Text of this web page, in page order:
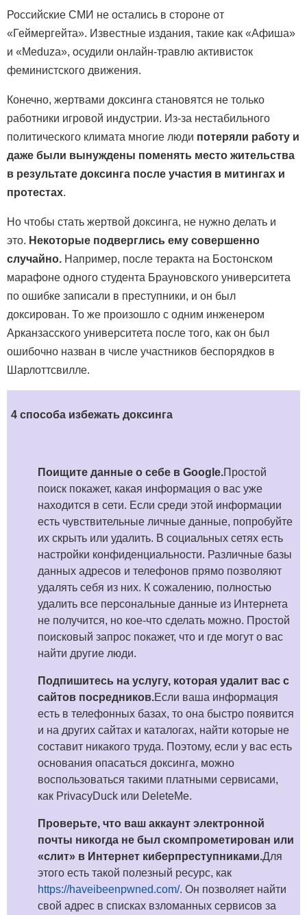
Российские СМИ не остались в стороне от
«Геймергейта». Известные издания, такие как «Афиша»
и «Meduza», осудили онлайн-травлю активисток
феминистского движения.
Конечно, жертвами доксинга становятся не только
работники игровой индустрии. Из-за нестабильного
политического климата многие люди потеряли работу и
даже были вынуждены поменять место жительства
в результате доксинга после участия в митингах и
протестах.
Но чтобы стать жертвой доксинга, не нужно делать и
это. Некоторые подверглись ему совершенно
случайно. Например, после теракта на Бостонском
марафоне одного студента Брауновского университета
по ошибке записали в преступники, и он был
доксирован. То же произошло с одним инженером
Арканзасского университета после того, как он был
ошибочно назван в числе участников беспорядков в
Шарлоттсвилле.
4 способа избежать доксинга
Поищите данные о себе в Google.Простой
поиск покажет, какая информация о вас уже
находится в сети. Если среди этой информации
есть чувствительные личные данные, попробуйте
их скрыть или удалить. В социальных сетях есть
настройки конфиденциальности. Различные базы
данных адресов и телефонов прямо позволяют
удалять себя из них. К сожалению, полностью
удалить все персональные данные из Интернета
не получится, но кое-что сделать можно. Простой
поисковый запрос покажет, что и где могут о вас
найти другие люди.
Подпишитесь на услугу, которая удалит вас с
сайтов посредников.Если ваша информация
есть в телефонных базах, то она быстро появится
и на других сайтах и каталогах, найти которые не
составит никакого труда. Поэтому, если у вас есть
основания опасаться доксинга, можно
воспользоваться такими платными сервисами,
как PrivacyDuck или DeleteMe.
Проверьте, что ваш аккаунт электронной
почты никогда не был скомпрометирован или
«слит» в Интернет киберпреступниками.Для
этого есть такой полезный ресурс, как
https://haveibeenpwned.com/. Он позволяет найти
свой адрес в списках взломанных сервисов за